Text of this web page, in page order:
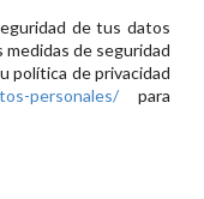
de tus datos
de seguridad
política de privacidad
personales/ para